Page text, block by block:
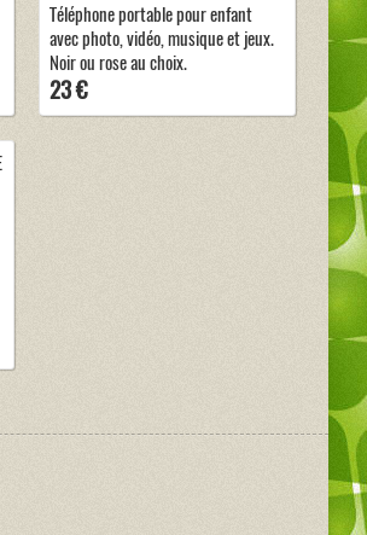
Téléphone portable pour enfant
avec photo, vidéo, musique et jeux.
Noir ou rose au choix.
23 €